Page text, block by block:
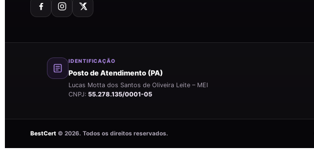
IDENTIFICAÇÃO
Posto de Atendimento (PA)
Lucas Motta dos Santos de Oliveira Leite – MEI
CNPJ: 55.278.135/0001-05
BestCert © 2026. Todos os direitos reservados.